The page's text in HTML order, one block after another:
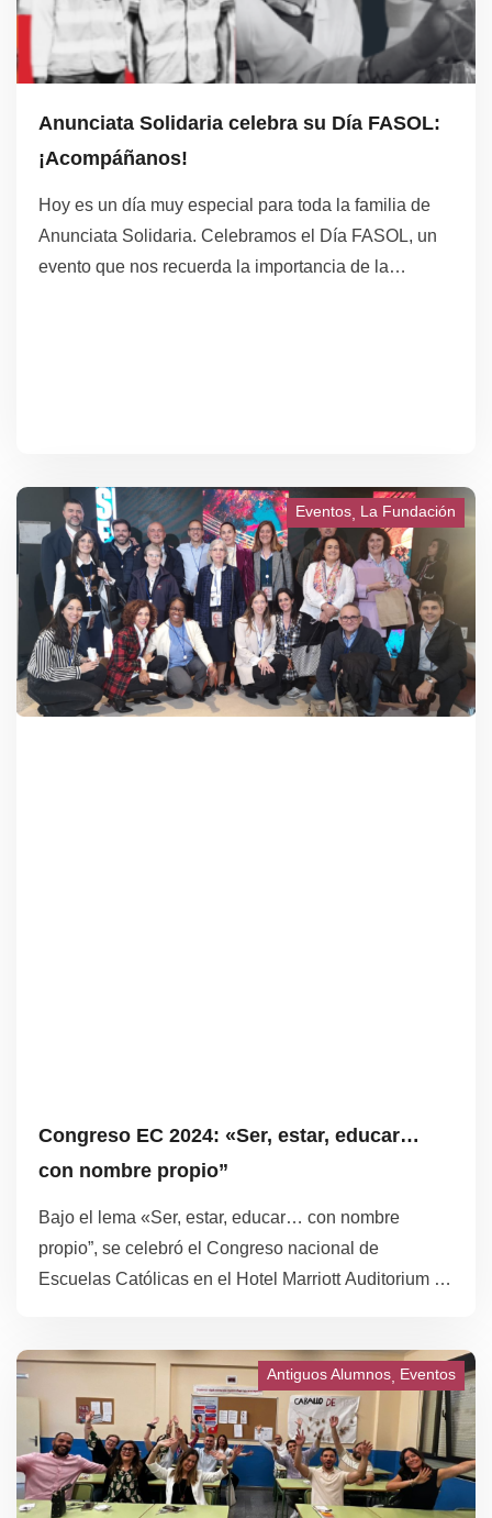
Anunciata Solidaria celebra su Día FASOL:
¡Acompáñanos!
Hoy es un día muy especial para toda la familia de
Anunciata Solidaria. Celebramos el Día FASOL, un
evento que nos recuerda la importancia de la
Eventos La Fundación
Congreso EC 2024: «Ser, estar, educar…
con nombre propio”
Bajo el lema «Ser, estar, educar… con nombre
propio”, se celebró el Congreso nacional de
Escuelas Católicas en el Hotel Marriott Auditorium de
educativa, reconociendo y celebrando la labor
extraordinaria de quienes la componen: las personas
Antiguos Alumnos Eventos